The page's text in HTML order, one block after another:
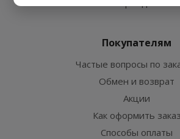
Покупателям
Частые вопросы по
Обмен и возврат
Акции
Как оформить заказ
Способы оплаты